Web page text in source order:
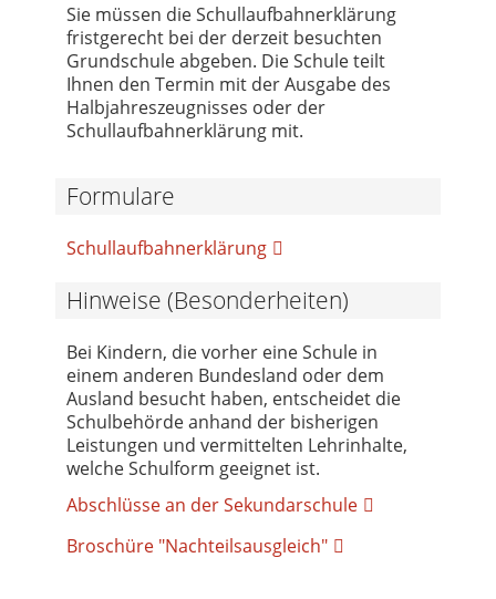
Sie müssen die Schullaufbahnerklärung
fristgerecht bei der derzeit besuchten
Grundschule abgeben. Die Schule teilt
Ihnen den Termin mit der Ausgabe des
Halbjahreszeugnisses oder der
Schullaufbahnerklärung mit.
Formulare
Schullaufbahnerklärung
Hinweise (Besonderheiten)
Bei Kindern, die vorher eine Schule in
einem anderen Bundesland oder dem
Ausland besucht haben, entscheidet die
Schulbehörde anhand der bisherigen
Leistungen und vermittelten Lehrinhalte,
welche Schulform geeignet ist.
Abschlüsse an der Sekundarschule
Broschüre "Nachteilsausgleich"